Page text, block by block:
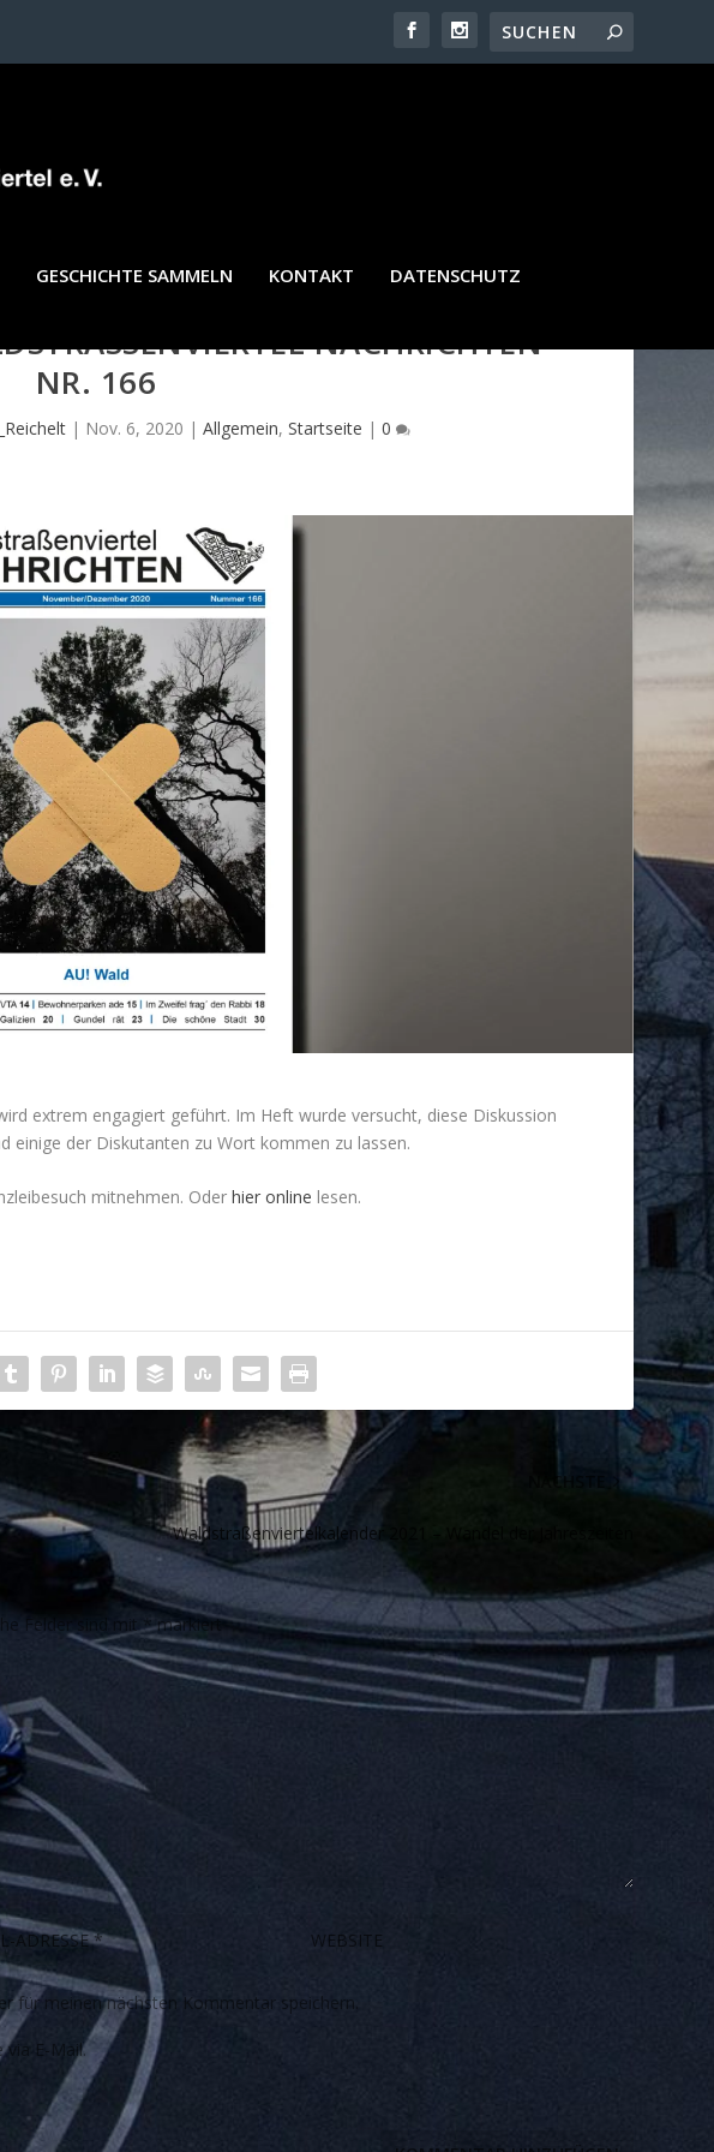
GESCHICHTE SAMMELN KONTAKT DATENSCHUTZ
NACHRICHTEN N
R. 166
| Nov. 6, 2020 |Allgemein,Startseite |0
extrem engagiert geführt. Im Heft wurde versucht, diese Diskussion
einige der Diskutanten zu Wort kommen zu lassen.
mitnehmen. Oder hier online lesen.
NÄCHSTE
Waldstraßenviertelkalender 2021 – Wandel der Jahreszeiten
Felder sind mit*markiert
für meinen nächsten Kommentar speichern.
E-Mail.